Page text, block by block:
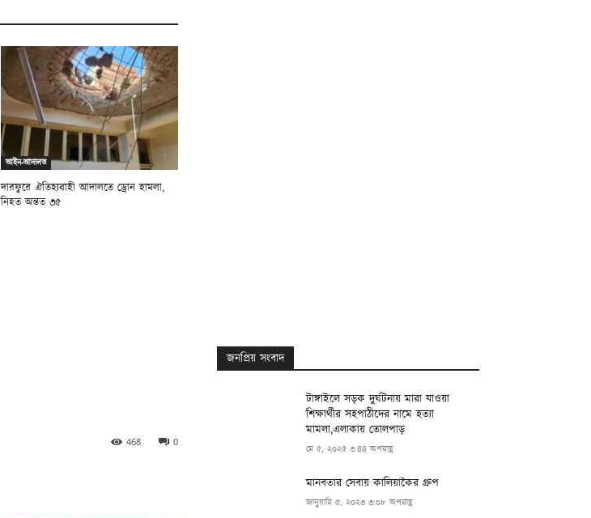
আইন-আদালত
দারফুরে ঐতিহ্যবাহী আদালতে ড্রোন হামলা,
নিহত অন্তত ৩৫